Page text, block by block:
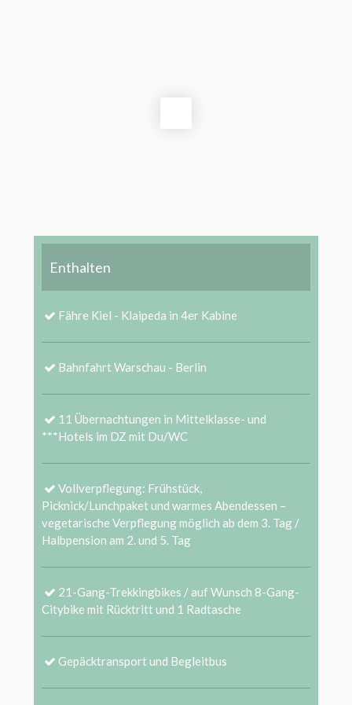
Enthalten
Fähre Kiel - Klaipeda in 4er Kabine
Bahnfahrt Warschau - Berlin
11 Übernachtungen in Mittelklasse- und
***Hotels im DZ mit Du/WC
Vollverpflegung: Frühstück,
Picknick/Lunchpaket und warmes Abendessen –
vegetarische Verpflegung möglich ab dem 3. Tag /
Halbpension am 2. und 5. Tag
21-Gang-Trekkingbikes / auf Wunsch 8-Gang-
Citybike mit Rücktritt und 1 Radtasche
Gepäcktransport und Begleitbus